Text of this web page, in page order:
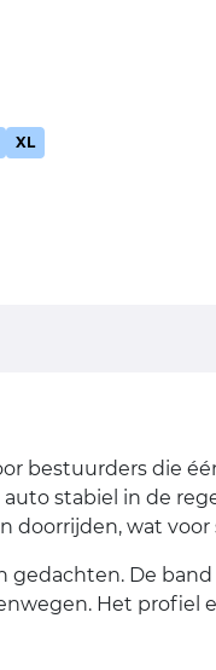
XL
bestuurders die
stabiel in de
doorrijden, wat voor
De
Het profiel